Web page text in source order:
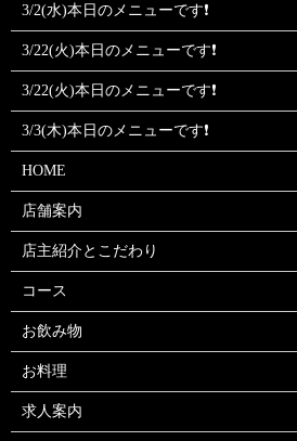
3/2(水)本日のメニューです❗
3/22(火)本日のメニューです❗
3/22(火)本日のメニューです❗
3/3(木)本日のメニューです❗
HOME
店舗案内
店主紹介とこだわり
コース
お飲み物
お料理
求人案内